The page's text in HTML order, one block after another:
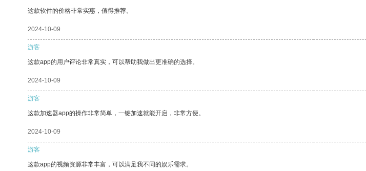
这款软件的价格非常实惠，值得推荐。
2024-10-09
游客
这款app的用户评论非常真实，可以帮助我做出更准确的选择。
2024-10-09
游客
这款加速器app的操作非常简单，一键加速就能开启，非常方便。
2024-10-09
游客
这款app的视频资源非常丰富，可以满足我不同的娱乐需求。